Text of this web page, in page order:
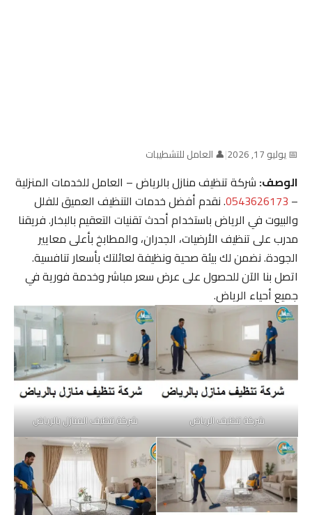
📅 يوليو 17, 2026 |👤 العامل للتشطيبات
الوصف:شركة تنظيف منازل بالرياض – العامل للخدمات المنزلية
0543626173. نقدم أفضل خدمات التنظيف العميق للفلل
والبيوت في الرياض باستخدام أحدث تقنيات التعقيم بالبخار. فريقنا
مدرب على تنظيف الأرضيات، الجدران، والمطابخ بأعلى معايير
الجودة. نضمن لك بيئة صحية ونظيفة لعائلتك بأسعار تنافسية.
اتصل بنا الآن للحصول على عرض سعر مباشر وخدمة فورية في
جميع أحياء الرياض.
شركة تنظيف الرياض شركة تنظيف المنازل بالرياض